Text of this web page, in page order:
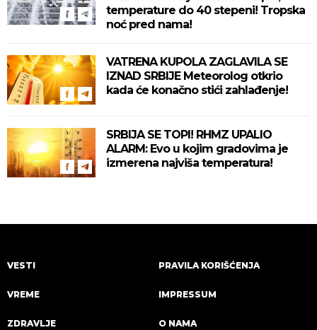
temperature do 40 stepeni! Tropska
noć pred nama!
VATRENA KUPOLA ZAGLAVILA SE
IZNAD SRBIJE Meteorolog otkrio
kada će konačno stići zahlađenje!
SRBIJA SE TOPI! RHMZ UPALIO
ALARM: Evo u kojim gradovima je
izmerena najviša temperatura!
VESTI
VREME
ZDRAVLJE
PRAVILA KORIŠĆENJA
IMPRESSUM
O NAMA